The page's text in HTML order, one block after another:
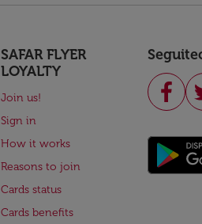
SAFAR FLYER
LOYALTY
Join us!
Sign in
How it works
Reasons to join
Cards status
Cards benefits